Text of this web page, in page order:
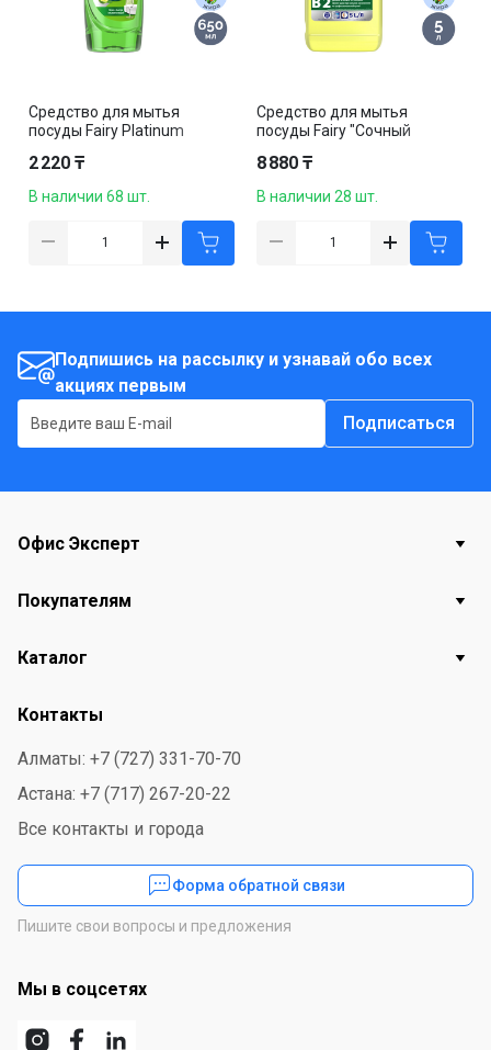
Средство для мытья
посуды Fairy Platinum
2 220 ₸
В наличии 68 шт.
Средство для мытья
посуды Fairy "Сочный
8 880 ₸
В наличии 28 шт.
Подпишись на рассылку и узнавай обо всех
акциях первым
Подписаться
Офис Эксперт
Покупателям
Каталог
Контакты
Алматы: +7 (727) 331-70-70
Астана: +7 (717) 267-20-22
Все контакты и города
Форма обратной связи
Пишите свои вопросы и предложения
Мы в соцсетях